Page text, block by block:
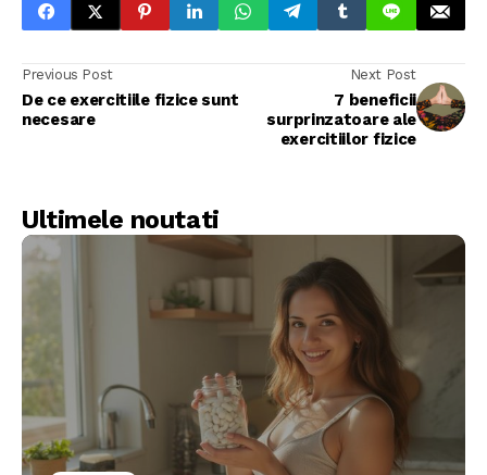
Previous Post
De ce exercitiile fizice sunt
necesare
Next Post
7 beneficii
surprinzatoare ale
exercitiilor fizice
Ultimele noutati